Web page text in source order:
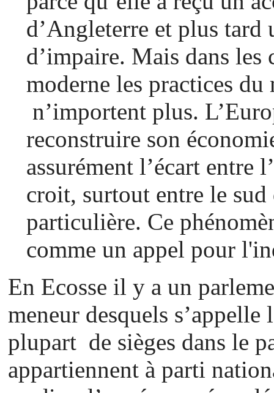
d’Angleterre et plus tard
d’impaire. Mais dans
moderne les practices
n’importent plus.
reconstruire son
assurément l’écart entre
croit, surtout entre le
particulière. Ce
comme un appel pour
En Ecosse il y a un
meneur desquels
plupart de sièges dans le
appartiennent à parti